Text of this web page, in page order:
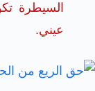
السيطرة
عيني.